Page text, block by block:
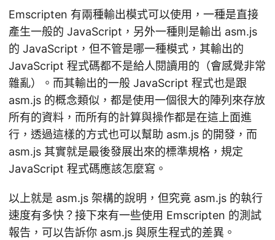
Emscripten 有兩種輸出模式可以使用，一種是直接
產生一般的 JavaScript，另外一種則是輸出 asm.js
的 JavaScript，但不管是哪一種模式，其輸出的
JavaScript 程式碼都不是給人閱讀用的（會感覺非常
雜亂）。而其輸出的一般 JavaScript 程式也是跟
asm.js 的概念類似，都是使用一個很大的陣列來存放
所有的資料，而所有的計算與操作都是在這上面進
行，透過這樣的方式也可以幫助 asm.js 的開發，而
asm.js 其實就是最後發展出來的標準規格，規定
JavaScript 程式碼應該怎麼寫。
以上就是 asm.js 架構的說明，但究竟 asm.js 的執行
速度有多快？接下來有一些使用 Emscripten 的測試
報告，可以告訴你 asm.js 與原生程式的差異。